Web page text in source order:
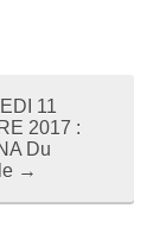
11
2017 :
Du
→